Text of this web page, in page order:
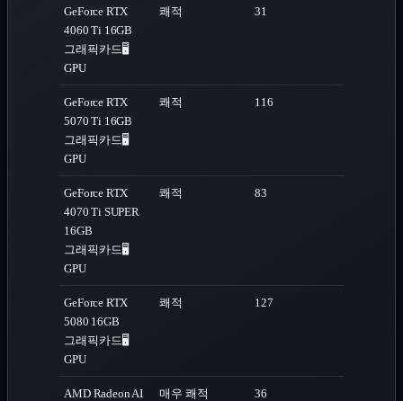
GeForce RTX
4060 Ti 16GB
그래픽카드🖥️
GPU
쾌적 31
GeForce RTX
5070 Ti 16GB
그래픽카드🖥️
GPU
쾌적 116
GeForce RTX
4070 Ti SUPER
16GB
그래픽카드🖥️
GPU
쾌적 83
GeForce RTX
5080 16GB
그래픽카드🖥️
GPU
쾌적 127
AMD Radeon AI
매우 쾌적 36